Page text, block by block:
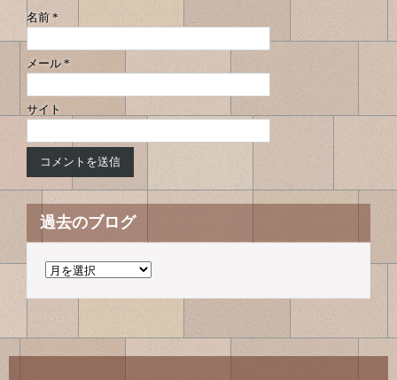
名前 *
メール*
サイト
過去のブログ
過
ブ
ロ
グ